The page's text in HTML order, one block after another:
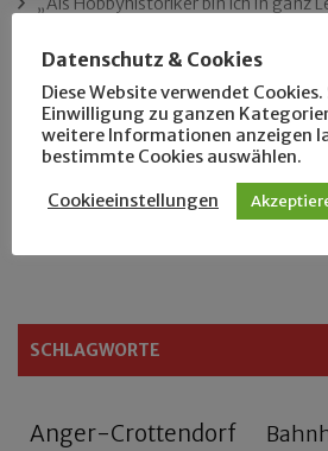
Das neue Eutritzsch-Buch
Der Leipziger Schmiedetag von 1904
SCHLAGWORTE
Anger-Crottendorf
Datenschutz & Cookies
Diese Website verwendet Cookies.
Einwilligung zu ganzen
weitere Informationen anzeigen
bestimmte Cookies auswählen.
Cookieeinstellungen